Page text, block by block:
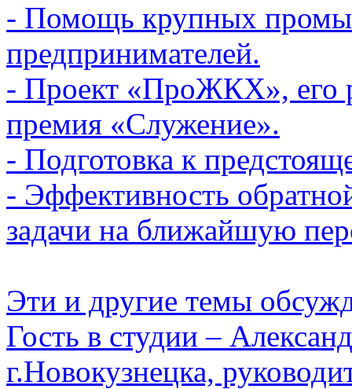
- Помощь крупных
предпринимателей.
- Проект «ПроЖКХ», его
премия «Служение».
- Подготовка к
- Эффективность
задачи на ближайшую
Эти и другие темы
Гость в студии –
г.Новокузнецка,